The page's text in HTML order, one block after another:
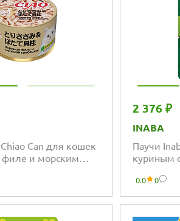
Can для кошек
филе и морским
2 376 ₽
INABA
Паучи
куриным
0.0 0